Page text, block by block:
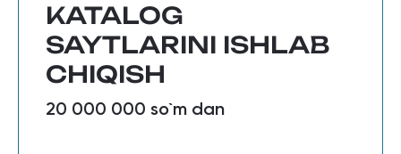
KATALOG
SAYTLARINI ISHLAB
CHIQISH
20 000 000 so`m dan